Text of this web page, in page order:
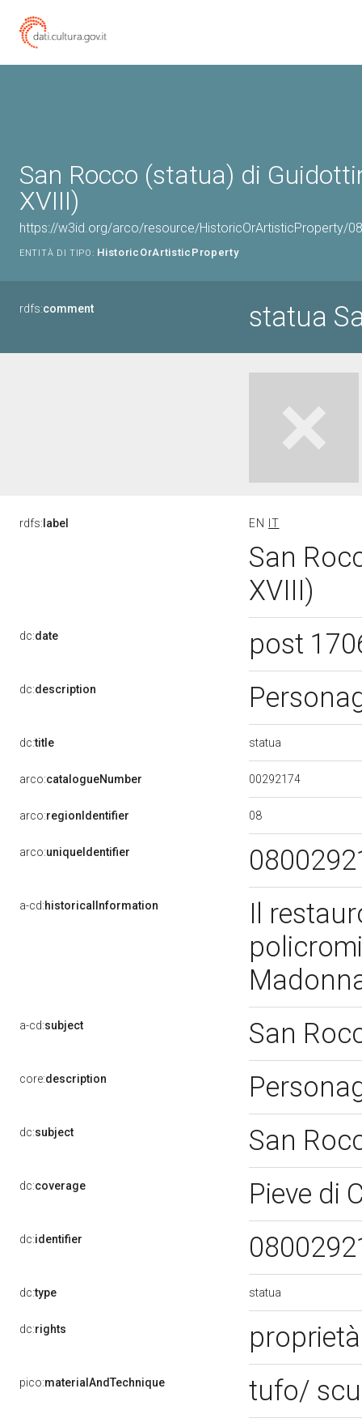
San Rocco (statua) di
XVIII)
https://w3id.org/arco/resource/HistoricOrArtisticProperty/
ENTITÀ DI TIPO: HistoricOrArtisticProperty
rdfs:comment statua
rdfs: label EN IT
San
XVIII)
dc:date post
dc:description
dc:title statua
arco:catalogueNumber 00292174
arco:regionIdentifier 08
arco:uniqueIdentifier
a-cd:historicalInformation
Il
a-cd:subject San
core:description
dc:subject San
dc:coverage Pieve di
dc:identifier
dc:type statua
dc:rights
pico:materialAndTechnique tufo/